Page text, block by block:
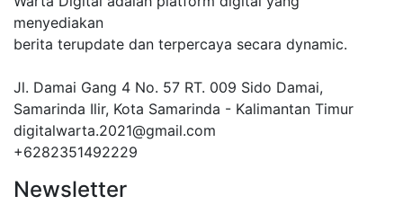
menyediakan
berita terupdate dan terpercaya secara dynamic.
Jl. Damai Gang 4 No. 57 RT. 009 Sido Damai,
Samarinda Ilir, Kota Samarinda - Kalimantan Timur
digitalwarta.2021@gmail.com
+6282351492229
Newsletter